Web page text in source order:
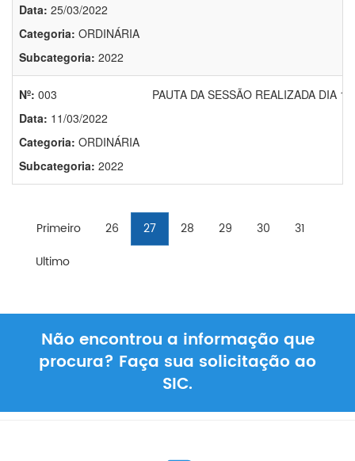
Data: 25/03/2022
Categoria: ORDINÁRIA
Subcategoria: 2022
Nº: 003
Data: 11/03/2022
Categoria: ORDINÁRIA
Subcategoria: 2022
PAUTA DA SESSÃO REALIZADA DIA
Primeiro 26 27 28 29 30
31
Ultimo
Não encontrou a informação que
procura? Faça sua solicitação ao
SIC.